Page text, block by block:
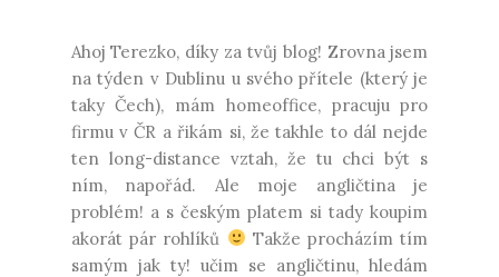
Ahoj Terezko, díky za tvůj blog! Zrovna jsem
na týden v Dublinu u svého přítele (který je
taky Čech), mám homeoffice, pracuju pro
firmu v ČR a řikám si, že takhle to dál nejde
ten long-distance vztah, že tu chci být s
ním, napořád. Ale moje angličtina je
problém! a s českým platem si tady koupim
akorát pár rohlíků
Takže procházím tím
samým jak ty! učim se angličtinu, hledám